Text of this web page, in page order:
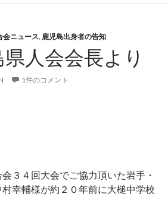
会ニュース, 鹿児島出身者の告知
人会会長より
1件のコメント
３４回大会でご協力頂いた岩手・
幸輔様が約２０年前に大槌中学校